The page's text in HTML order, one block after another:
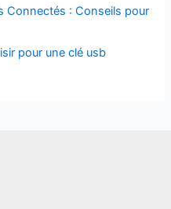
Connectés : Conseils pour
pour une clé usb